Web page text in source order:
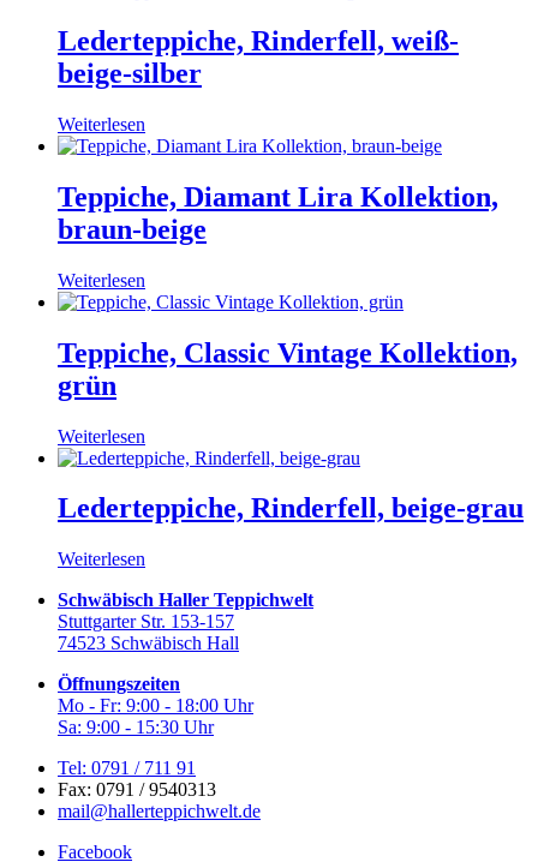
Lederteppiche, Rinderfell, weiß-
beige-silber
Weiterlesen
Teppiche, Diamant Lira Kollektion,
braun-beige
Weiterlesen
Teppiche, Classic Vintage Kollektion,
grün
Weiterlesen
Lederteppiche, Rinderfell, beige-grau
Weiterlesen
Schwäbisch Haller Teppichwelt
Stuttgarter Str. 153-157
74523 Schwäbisch Hall
Öffnungszeiten
Mo - Fr: 9:00 - 18:00 Uhr
Sa: 9:00 - 15:30 Uhr
Tel: 0791 / 711 91
Fax: 0791 / 9540313
mail@hallerteppichwelt.de
Facebook